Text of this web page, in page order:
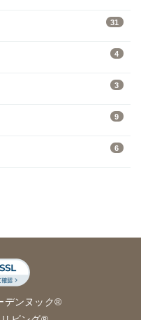
31
4
3
9
6
デンヌック®